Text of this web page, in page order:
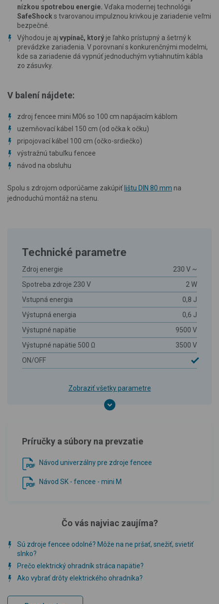
nízkou spotrebou energie. Vďaka modernej technológii
SafeShocks tvarovanou impulznou krivkou je zariadenie veľmi
bezpečné.
Výhodou je aj vypínač, ktorý je ľahko prístupný a šetrný k
prevádzke zariadenia. V porovnaní s konkurenčnými modelmi,
kde sa zariadenie dá vypnúť jednoduchým vytiahnutím kábla
zo zásuvky.
V balení nájdete:
zdroj fencee mini M06 so 100 cm napájacím káblom
uzemňovací kábel 150 cm (od očka k očku)
pripojovací kábel 100 cm (očko-srdiečko)
výstražnú tabuľku fencee
návod na obsluhu
Spolu s zdrojom odporúčame zakúpiťlištu DIN 80 mm na
jednoduchú montáž na stenu.
Technické parametre
Zdroj energie
230 V ~
Spotreba zdroje 230 V
2 W
Vstupná energia
0,8 J
Výstupná energia
0,6 J
Výstupné napätie
9500 V
Výstupné napätie 500 Ω
3500 V
ON/OFF
Zobraziť všetky parametre
Príručky a súbory na prevzatie
Návod univerzálny pre zdroje fencee
Návod SK - fencee - mini M
Čo vás najviac zaujíma?
Sú zdroje fencee odolné? Môže na ne pršať, snežiť, svietiť
slnko?
Prečo elektrický ohradník stráca napätie?
Ako vybrať drôty elektrického ohradníka?